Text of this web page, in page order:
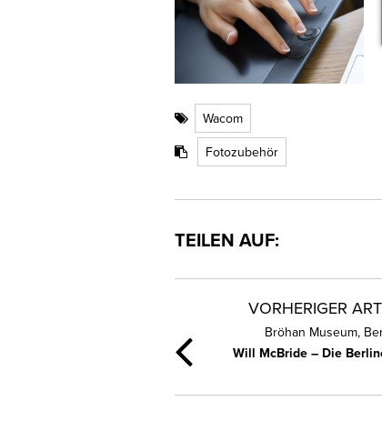
Wacom
Fotozubehör
TEILEN AUF:
VORHERIGER
Bröhan Museum,
Will McBride – Die